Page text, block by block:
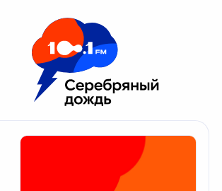
Москва 100.1 FM
Апатиты